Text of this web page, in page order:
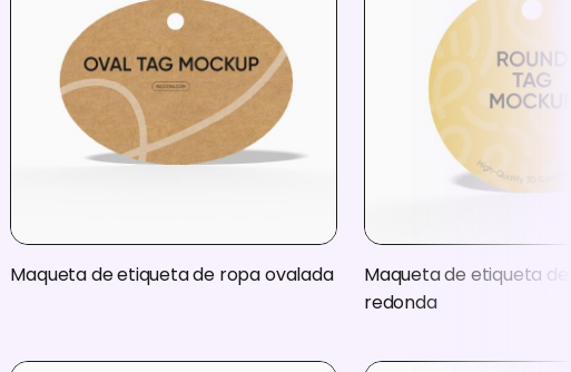
Maqueta de etiqueta de ropa ovalada
Maqueta de etiqueta
redonda